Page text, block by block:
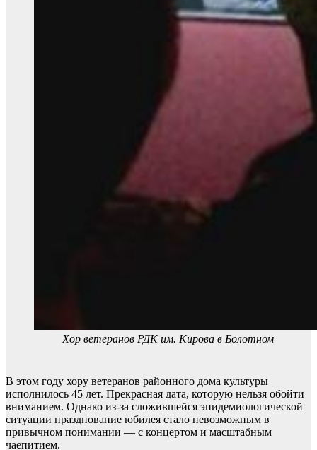
Хор ветеранов РДК им. Кирова в Болотном
В этом году хору ветеранов районного дома культуры
исполнилось 45 лет. Прекрасная дата, которую нельзя обойти
вниманием. Однако из-за сложившейся эпидемиологической
ситуации празднование юбилея стало невозможным в
привычном понимании — с концертом и масштабным
чаепитием.